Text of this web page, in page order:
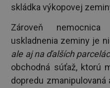
skládka výkopovej
Zároveň
uskladnenia zeminy je
ale aj na ďalších
obchodná súťaž, ktorú
dopredu